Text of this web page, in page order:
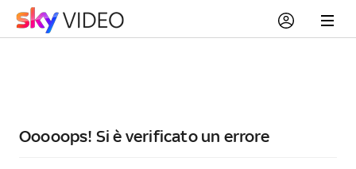
Ooooops! Si è verificato un errore